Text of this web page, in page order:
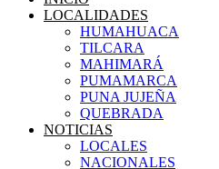
LOCALIDADES
HUMAHUACA
TILCARA
MAHIMARÁ
PUMAMARCA
PUNA JUJEÑA
QUEBRADA
NOTICIAS
LOCALES
NACIONALES